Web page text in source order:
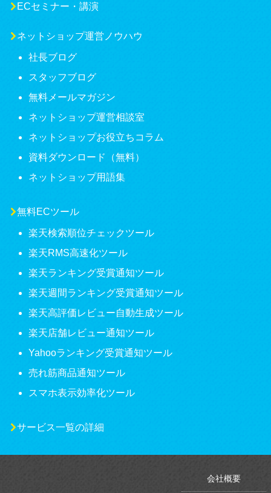
ECセミナー・講演
ネットショップ運営ノウハウ
社長ブログ
スタッフブログ
無料メールマガジン
ネットショップ運営相談室
ネットショップお役立ちコラム
資料ダウンロード（無料）
ネットショップ用語集
無料ECツール
楽天検索順位チェックツール
楽天RMS高速化ツール
楽天ランキング受賞通知ツール
楽天週間ランキング受賞通知ツール
楽天高評価レビュー自動生成ツール
楽天店舗レビュー通知ツール
Yahooランキング受賞通知ツール
売れ筋商品通知ツール
スマホ表示効率化ツール
サービス一覧の詳細
会社概要